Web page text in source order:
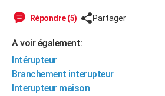
Guides de France
Escapades
Patrimoine
Expositions
Musées
Week-end nature
LIFESTYLE
SANTE
Alimentation
Guide de la santé
Maladies
Médicaments
Sommeil
VOYAGE
Destinations
City break
Voyage nature
Voyage de noces
Forum
Climat
+PHOTO
Répondre (5) Partager
A voir également:
Intérupteur
Branchement interupteur
Interupteur maison